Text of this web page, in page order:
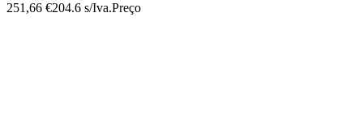
251,66 €204.6 s/Iva.Preço